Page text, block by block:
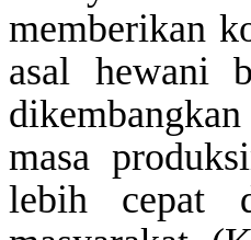
memberikan
asal hewani
masa
lebih cepat